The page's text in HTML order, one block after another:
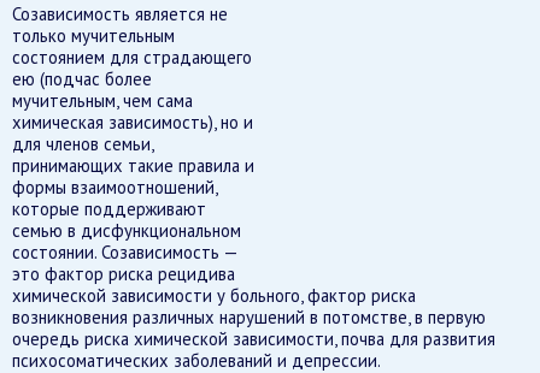
Созависимость является не
только мучительным
состоянием для страдающего
ею (подчас более
мучительным, чем сама
химическая зависимость), но и
для членов семьи,
принимающих такие правила и
формы взаимоотношений,
которые поддерживают
семью в дисфункциональном
состоянии. Созависимость —
это фактор риска рецидива
химической зависимости у больного, фактор риска
возникновения различных нарушений в потомстве, в первую
очередь риска химической зависимости, почва для развития
психосоматических заболеваний и депрессии.